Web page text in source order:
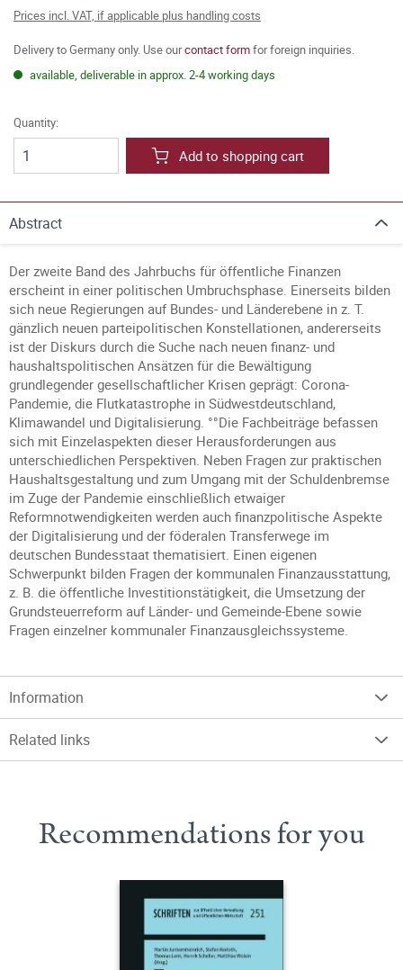
Prices incl. VAT, if applicable plus handling costs
Delivery to Germany only. Use ourcontact formfor foreign inquiries.
available, deliverable in approx. 2-4 working days
Quantity:
Add to shopping cart
Abstract
Der zweite Band des Jahrbuchs für öffentliche Finanzen
erscheint in einer politischen Umbruchsphase. Einerseits bilden
sich neue Regierungen auf Bundes- und Länderebene in z. T.
gänzlich neuen parteipolitischen Konstellationen, andererseits
ist der Diskurs durch die Suche nach neuen finanz- und
haushaltspolitischen Ansätzen für die Bewältigung
grundlegender gesellschaftlicher Krisen geprägt: Corona-
Pandemie, die Flutkatastrophe in Südwestdeutschland,
Klimawandel und Digitalisierung. °°Die Fachbeiträge befassen
sich mit Einzelaspekten dieser Herausforderungen aus
unterschiedlichen Perspektiven. Neben Fragen zur praktischen
Haushaltsgestaltung und zum Umgang mit der Schuldenbremse
im Zuge der Pandemie einschließlich etwaiger
Reformnotwendigkeiten werden auch finanzpolitische Aspekte
der Digitalisierung und der föderalen Transferwege im
deutschen Bundesstaat thematisiert. Einen eigenen
Schwerpunkt bilden Fragen der kommunalen Finanzausstattung,
z. B. die öffentliche Investitionstätigkeit, die Umsetzung der
Grundsteuerreform auf Länder- und Gemeinde-Ebene sowie
Fragen einzelner kommunaler Finanzausgleichssysteme.
Information
Related links
Recommendations for you